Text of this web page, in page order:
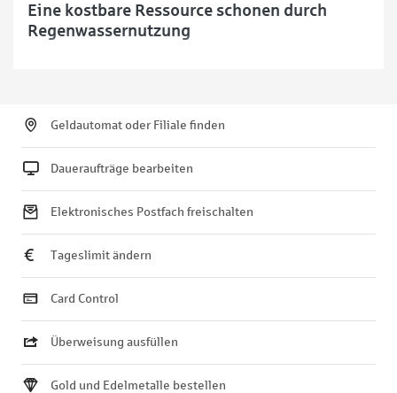
Eine kostbare Ressource schonen durch
Regenwassernutzung
Geldautomat oder Filiale finden
Daueraufträge bearbeiten
Elektronisches Postfach freischalten
Tageslimit ändern
Card Control
Überweisung ausfüllen
Gold und Edelmetalle bestellen